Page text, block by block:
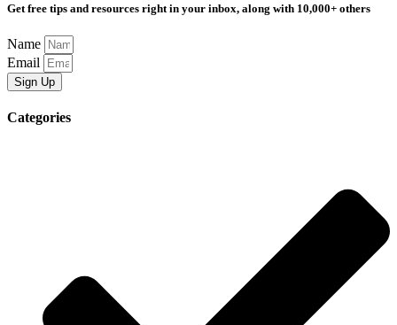
Get free tips and resources right in your inbox, along with 10,000+ others
Name
Email
Sign Up
Categories